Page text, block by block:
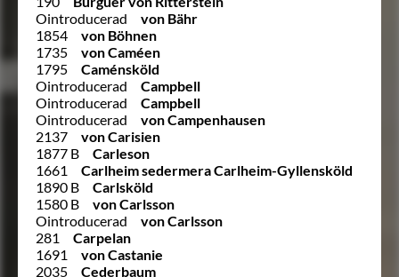
Ointroducerad
von Bähr
1854
von Böhnen
1735
von Caméen
1795
Caménsköld
Ointroducerad
Campbell
Ointroducerad
Campbell
Ointroducerad
von Campenhausen
2137
von Carisien
1877 B
Carleson
1661
Carlheim sedermera Carlheim-Gyllensköld
1890 B
Carlsköld
1580 B
von Carlsson
Ointroducerad
von Carlsson
281
Carpelan
1691
von Castanie
2035
Cederbaum